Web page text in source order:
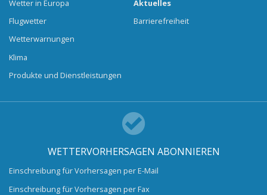
Wetter in Europa
Flugwetter
Wetterwarnungen
Klima
Produkte und Dienstleistungen
Aktuelles
Barrierefreiheit
WETTERVORHERSAGEN ABONNIEREN
Einschreibung für Vorhersagen per E-Mail
Einschreibung für Vorhersagen per Fax